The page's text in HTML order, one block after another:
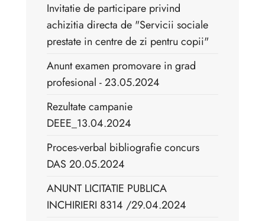
Invitatie de participare privind
achizitia directa de "Servicii sociale
prestate in centre de zi pentru copii"
Anunt examen promovare in grad
profesional - 23.05.2024
Rezultate campanie
DEEE_13.04.2024
Proces-verbal bibliografie concurs
DAS 20.05.2024
ANUNT LICITATIE PUBLICA
INCHIRIERI 8314 /29.04.2024